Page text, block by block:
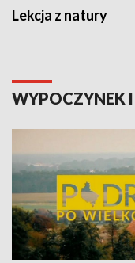
Lekcja z natury
WYPOCZYNEK I